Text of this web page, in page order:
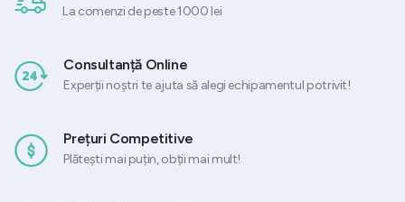
La comenzi de peste 1000 lei
Consultanță Online
Experții noștri te ajuta să alegi echipamentul potrivit!
Prețuri Competitive
Plătești mai puțin, obții mai mult!